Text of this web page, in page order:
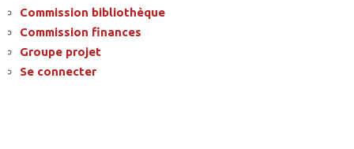
Commission bibliothèque
Commission finances
Groupe projet
Se connecter